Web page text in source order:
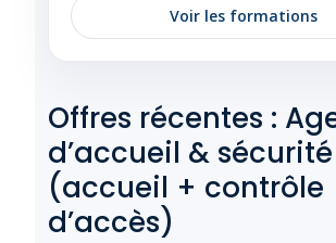
Voir les formations
Offres récentes :
d’accueil & sécurité
(accueil + contrôle
d’accès)